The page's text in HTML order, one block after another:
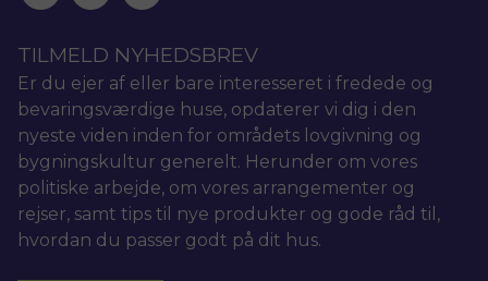
TILMELD NYHEDSBREV
Er du ejer af eller bare interesseret i fredede og
bevaringsværdige huse, opdaterer vi dig i den
nyeste viden inden for områdets lovgivning og
bygningskultur generelt. Herunder om vores
politiske arbejde, om vores arrangementer og
rejser, samt tips til nye produkter og gode råd til,
hvordan du passer godt på dit hus.